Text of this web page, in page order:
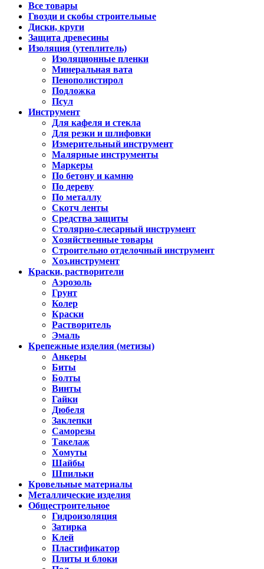
Все товары
Гвозди и скобы строительные
Диски, круги
Защита древесины
Изоляция (утеплитель)
Изоляционные пленки
Минеральная вата
Пенополистирол
Подложка
Псул
Инструмент
Для кафеля и стекла
Для резки и шлифовки
Измерительный инструмент
Малярные инструменты
Маркеры
По бетону и камню
По дереву
По металлу
Скотч ленты
Средства защиты
Столярно-слесарный инструмент
Хозяйственные товары
Строительно отделочный инструмент
Хоз.инструмент
Краски, растворители
Аэрозоль
Грунт
Колер
Краски
Растворитель
Эмаль
Крепежные изделия (метизы)
Анкеры
Биты
Болты
Винты
Гайки
Дюбеля
Заклепки
Саморезы
Такелаж
Хомуты
Шайбы
Шпильки
Кровельные материалы
Металлические изделия
Общестроительное
Гидроизоляция
Затирка
Клей
Пластификатор
Плиты и блоки